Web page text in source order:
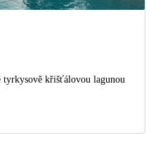
tyrkysově křišťálovou lagunou